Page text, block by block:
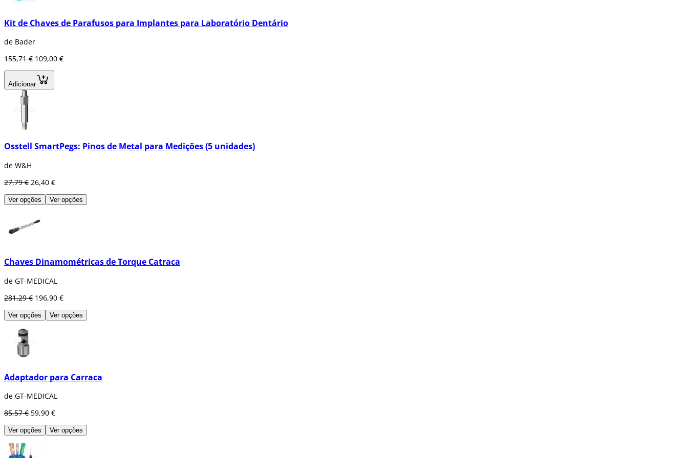
Kit de Chaves de Parafusos para Implantes para Laboratório Dentário
de Bader
155,71 € 109,00 €
Adicionar
Osstell SmartPegs: Pinos de Metal para Medições (5 unidades)
de W&H
27,79 € 26,40 €
Ver opções Ver opções
Chaves Dinamométricas de Torque Catraca
de GT-MEDICAL
281,29 € 196,90 €
Ver opções Ver opções
Adaptador para Carraca
de GT-MEDICAL
85,57 € 59,90 €
Ver opções Ver opções